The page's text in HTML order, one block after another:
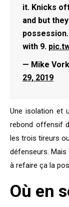
it. Knicks
and but
with 9.
— Mike
29, 2019
Une isolation et
rebond offensif
les trois tireurs
défenseurs. Mais
à refaire ça la
Où en